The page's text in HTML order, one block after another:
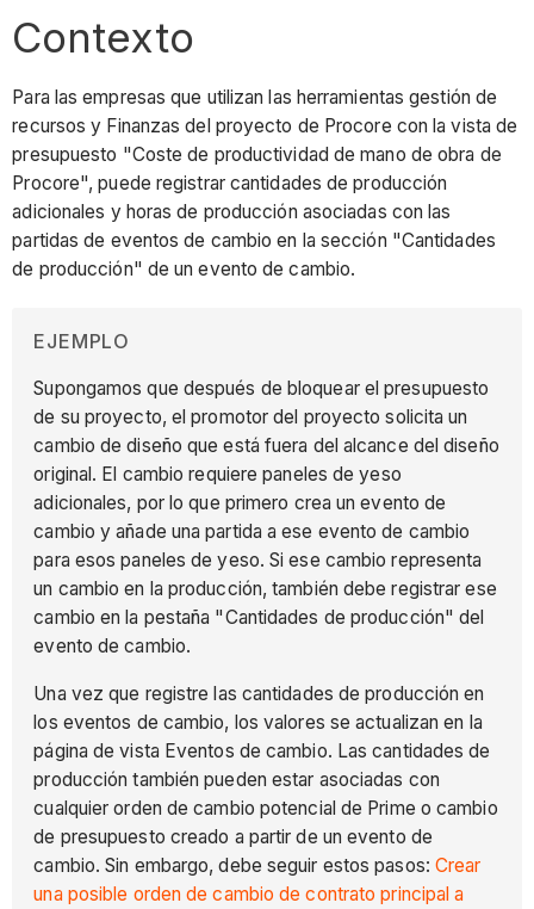
Contexto
Para las empresas que utilizan las herramientas gestión de
recursos y Finanzas del proyecto de Procore con la vista de
presupuesto "Coste de productividad de mano de obra de
Procore", puede registrar cantidades de producción
adicionales y horas de producción asociadas con las
partidas de eventos de cambio en la sección "Cantidades
de producción" de un evento de cambio.
EJEMPLO
Supongamos que después de bloquear el presupuesto
de su proyecto, el promotor del proyecto solicita un
cambio de diseño que está fuera del alcance del diseño
original. El cambio requiere paneles de yeso
adicionales, por lo que primero crea un evento de
cambio y añade una partida a ese evento de cambio
para esos paneles de yeso. Si ese cambio representa
un cambio en la producción, también debe registrar ese
cambio en la pestaña "Cantidades de producción" del
evento de cambio.
Una vez que registre las cantidades de producción en
los eventos de cambio, los valores se actualizan en la
página de vista Eventos de cambio. Las cantidades de
producción también pueden estar asociadas con
cualquier orden de cambio potencial de Prime o cambio
de presupuesto creado a partir de un evento de
cambio. Sin embargo, debe seguir estos pasos: Crear
una posible orden de cambio de contrato principal a